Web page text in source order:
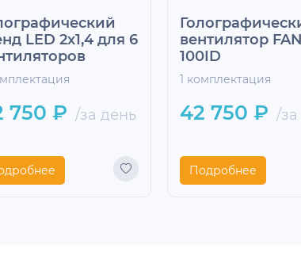
LED 2х1,4 для 6
750 ₽ /за день
вентилятор
100ID
1 комплектация
42 750 ₽ /
Подробнее